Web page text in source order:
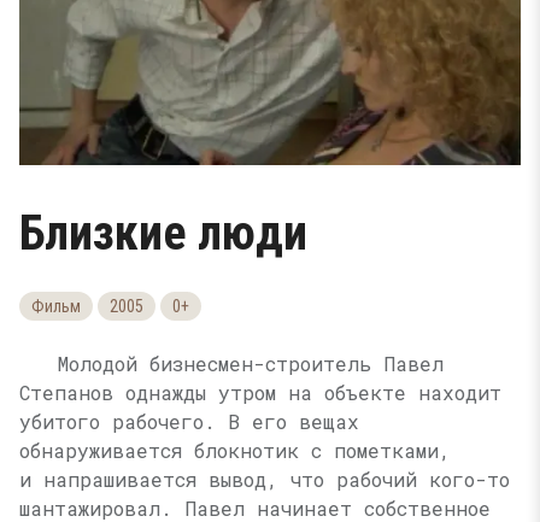
Близкие люди
Фильм 2005 0+
Молодой бизнесмен-строитель Павел
Степанов однажды утром на объекте находит
убитого рабочего. В его вещах
обнаруживается блокнотик с пометками,
и напрашивается вывод, что рабочий кого-то
шантажировал. Павел начинает собственное